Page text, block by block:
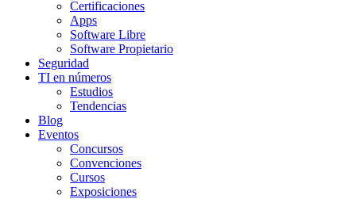
Certificaciones
Apps
Software Libre
Software Propietario
Seguridad
TI en números
Estudios
Tendencias
Blog
Eventos
Concursos
Convenciones
Cursos
Exposiciones